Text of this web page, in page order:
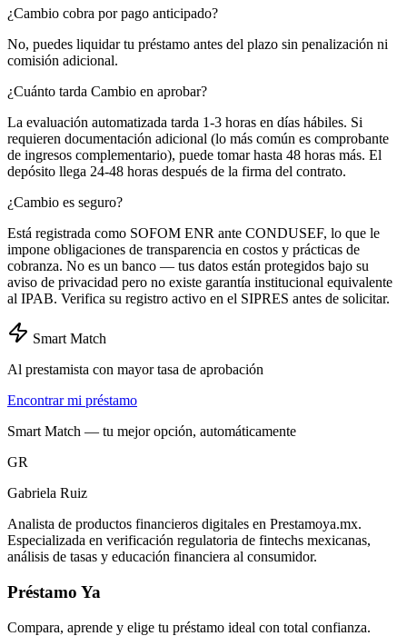
¿Cambio cobra por pago anticipado?
No, puedes liquidar tu préstamo antes del plazo sin penalización ni
comisión adicional.
¿Cuánto tarda Cambio en aprobar?
La evaluación automatizada tarda 1-3 horas en días hábiles. Si
requieren documentación adicional (lo más común es comprobante
de ingresos complementario), puede tomar hasta 48 horas más. El
depósito llega 24-48 horas después de la firma del contrato.
¿Cambio es seguro?
Está registrada como SOFOM ENR ante CONDUSEF, lo que le
impone obligaciones de transparencia en costos y prácticas de
cobranza. No es un banco — tus datos están protegidos bajo su
aviso de privacidad pero no existe garantía institucional equivalente
al IPAB. Verifica su registro activo en el SIPRES antes de solicitar.
Smart Match
Al prestamista con mayor tasa de aprobación
Encontrar mi préstamo
Smart Match — tu mejor opción, automáticamente
GR
Gabriela Ruiz
Analista de productos financieros digitales en Prestamoya.mx.
Especializada en verificación regulatoria de fintechs mexicanas,
análisis de tasas y educación financiera al consumidor.
Préstamo Ya
Compara, aprende y elige tu préstamo ideal con total confianza.